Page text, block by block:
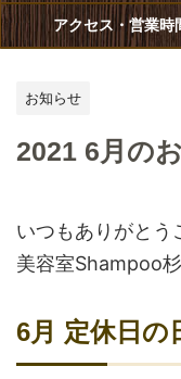
アクセス・営業時
お知らせ
2021 6月の
いつもありがとう
美容室Shampoo
6月 定休日の